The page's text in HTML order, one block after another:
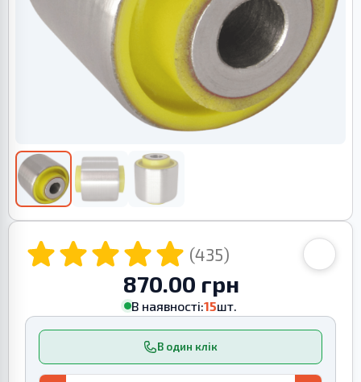
(435)
870.00 грн
В наявності:15шт.
В один клік